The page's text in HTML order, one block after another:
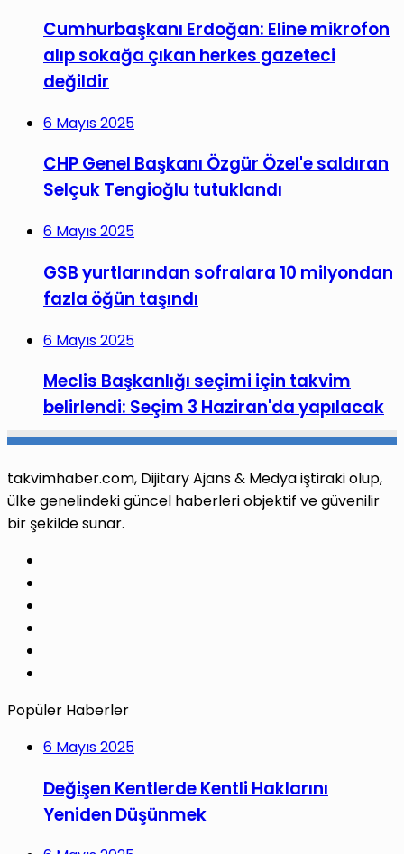
Cumhurbaşkanı Erdoğan: Eline mikrofon
alıp sokağa çıkan herkes gazeteci
değildir
6 Mayıs 2025
CHP Genel Başkanı Özgür Özel'e saldıran
Selçuk Tengioğlu tutuklandı
6 Mayıs 2025
GSB yurtlarından sofralara 10 milyondan
fazla öğün taşındı
6 Mayıs 2025
Meclis Başkanlığı seçimi için takvim
belirlendi: Seçim 3 Haziran'da yapılacak
takvimhaber.com, Dijitary Ajans & Medya iştiraki olup,
ülke genelindeki güncel haberleri objektif ve güvenilir
bir şekilde sunar.
Popüler Haberler
6 Mayıs 2025
Değişen Kentlerde Kentli Haklarını
Yeniden Düşünmek